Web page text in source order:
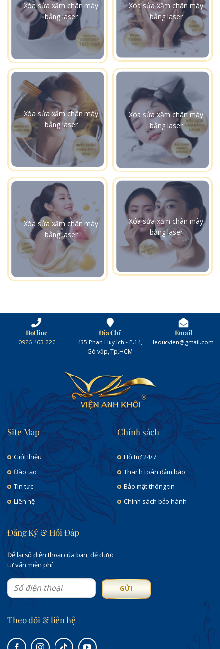
Xóa sửa xăm chân mày
bằng laser
Xóa sửa xăm chân mày
bằng laser
Xóa sửa xăm chân mày
bằng laser
Xóa sửa xăm chân mày
bằng laser
Xóa sửa xăm chân mày
bằng laser
Xóa sửa xăm chân mày
bằng laser
Hotline
0986 463 220
Địa Chỉ
435 Phan Huy ích - P.14,
Gò vấp, Tp.HCM
Email
leducvien@gmail.com
Site Map
Giới thiệu
Đào tạo
Tin tức
Liên hệ
Chính sách
Hỗ trợ 24/7
Thanh toán đảm bảo
Bảo mật thông tin
Chính sách bảo hành
Đăng Ký & Hỏi Đáp
Để lại số điện thoại của bạn, để được
tư vấn miễn phí
Theo dõi & liên hệ